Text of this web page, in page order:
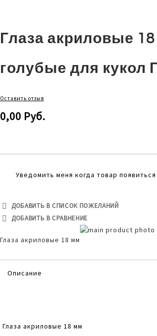
Глаза акриловые
голубые для кукол
Оставить отзыв
0,00 Руб.
Уведомить меня когда товар
ДОБАВИТЬ В СПИСОК ПОЖЕЛАНИЙ
ДОБАВИТЬ В СРАВНЕНИЕ
Глаза акриловые 18 мм
Skip
end
the
Описание
Глаза акриловые 18 мм